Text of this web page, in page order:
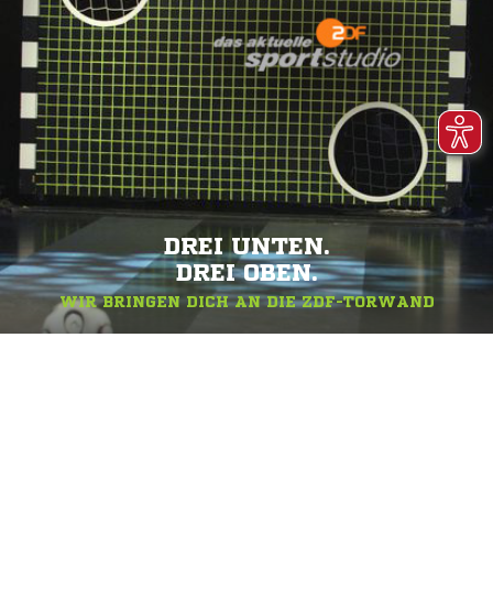
DREI UNTEN.
DREI OBEN.
WIR BRINGEN DICH AN DIE ZDF-TORWAND